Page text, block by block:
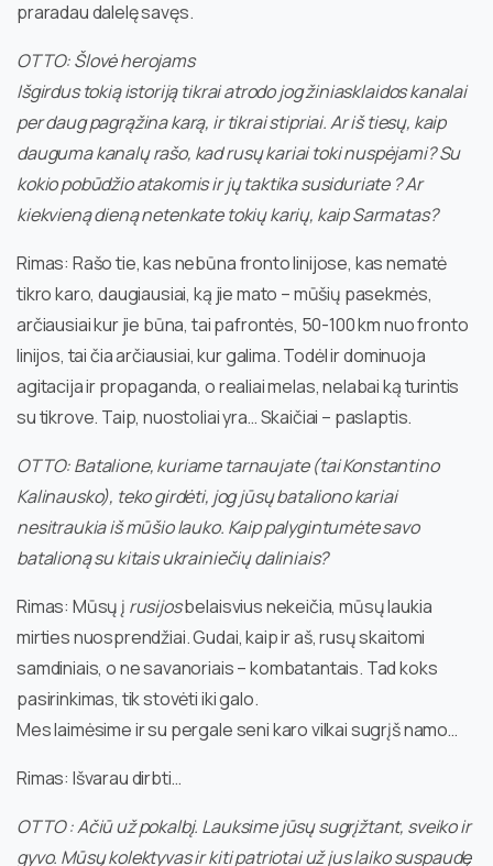
praradau dalelę savęs.
OTTO: Šlovė herojams
Išgirdus tokią istoriją tikrai atrodo jog žiniasklaidos kanalai
per daug pagrąžina karą, ir tikrai stipriai. Ar iš tiesų, kaip
dauguma kanalų rašo, kad rusų kariai toki nuspėjami? Su
kokio pobūdžio atakomis ir jų taktika susiduriate ? Ar
kiekvieną dieną netenkate tokių karių, kaip Sarmatas?
Rimas: Rašo tie, kas nebūna fronto linijose, kas nematė
tikro karo, daugiausiai, ką jie mato – mūšių pasekmės,
arčiausiai kur jie būna, tai pafrontės, 50-100 km nuo fronto
linijos, tai čia arčiausiai, kur galima. Todėl ir dominuoja
agitacija ir propaganda, o realiai melas, nelabai ką turintis
su tikrove. Taip, nuostoliai yra… Skaičiai – paslaptis.
OTTO: Batalione, kuriame tarnaujate (tai Konstantino
Kalinausko), teko girdėti, jog jūsų bataliono kariai
nesitraukia iš mūšio lauko. Kaip palygintumėte savo
batalioną su kitais ukrainiečių daliniais?
Rimas: Mūsų į rusijosbelaisvius nekeičia, mūsų laukia
mirties nuosprendžiai. Gudai, kaip ir aš, rusų skaitomi
samdiniais, o ne savanoriais – kombatantais. Tad koks
pasirinkimas, tik stovėti iki galo.
Mes laimėsime ir su pergale seni karo vilkai sugrįš namo…
Rimas: Išvarau dirbti…
OTTO : Ačiū už pokalbį. Lauksime jūsų sugrįžtant, sveiko ir
gyvo. Mūsų kolektyvas ir kiti patriotai už jus laiko suspaudę